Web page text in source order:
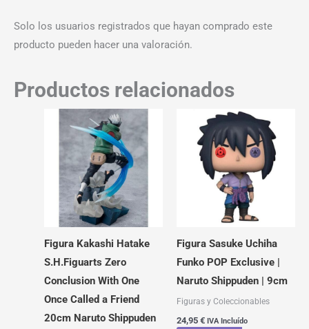
Solo los usuarios registrados que hayan comprado este
producto pueden hacer una valoración.
Productos relacionados
Figura Kakashi Hatake
S.H.Figuarts Zero
Conclusion With One
Once Called a Friend
20cm Naruto Shippuden
Figura Sasuke Uchiha
Funko POP Exclusive |
Naruto Shippuden | 9cm
Figuras y Coleccionables
24,95 € IVA Incluído